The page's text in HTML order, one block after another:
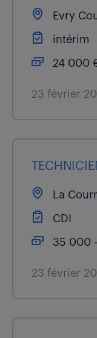
Evry
intérim
24 000
23 février
La
CDI
35 000
23 février